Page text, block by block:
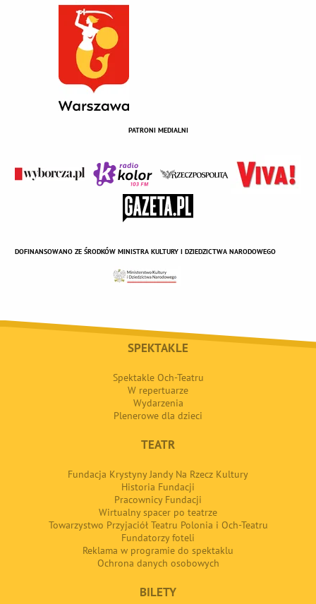
PATRONI MEDIALNI
DOFINANSOWANO ZE ŚRODKÓW MINISTRA KULTURY I DZIEDZICTWA NARODOWEGO
SPEKTAKLE
Spektakle Och-Teatru
W repertuarze
Wydarzenia
Plenerowe dla dzieci
TEATR
Fundacja Krystyny Jandy Na Rzecz Kultury
Historia Fundacji
Pracownicy Fundacji
Wirtualny spacer po teatrze
Towarzystwo Przyjaciół Teatru Polonia i Och-Teatru
Fundatorzy foteli
Reklama w programie do spektaklu
Ochrona danych osobowych
BILETY